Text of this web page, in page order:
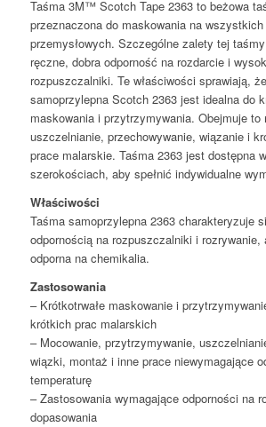
Taśma 3M™ Scotch Tape 2363 to beżowa
przeznaczona do maskowania na
przemysłowych. Szczególne zalety tej
ręczne, dobra odporność na rozdarcie i
rozpuszczalniki. Te właściwości sprawiają,
samoprzylepna Scotch 2363 jest idealna do
maskowania i przytrzymywania. Obejmuje to
uszczelnianie, przechowywanie, wiązanie i
prace malarskie. Taśma 2363 jest dostępna
szerokościach, aby spełnić indywidualne
Właściwości
Taśma samoprzylepna 2363 charakteryzuje
odpornością na rozpuszczalniki i rozrywanie,
odporna na chemikalia.
Zastosowania
– Krótkotrwałe maskowanie i
krótkich prac malarskich
– Mocowanie, przytrzymywanie,
wiązki, montaż i inne prace niewymagające
temperaturę
– Zastosowania wymagające odporności na
dopasowania